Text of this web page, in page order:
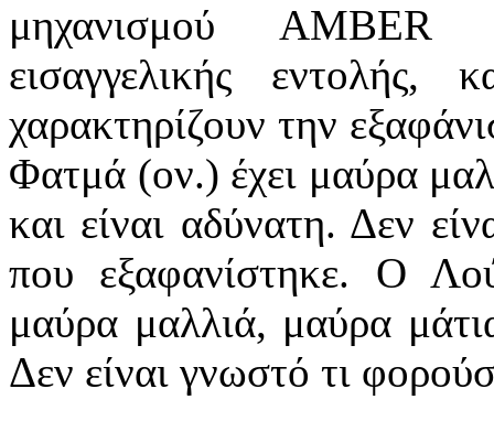
μηχανισμού
εισαγγελικής εντολής,
χαρακτηρίζουν την
Φατμά (ον.) έχει μαύρα
και είναι αδύνατη. Δεν
που εξαφανίστηκε. Ο
μαύρα μαλλιά, μαύρα
Δεν είναι γνωστό τι